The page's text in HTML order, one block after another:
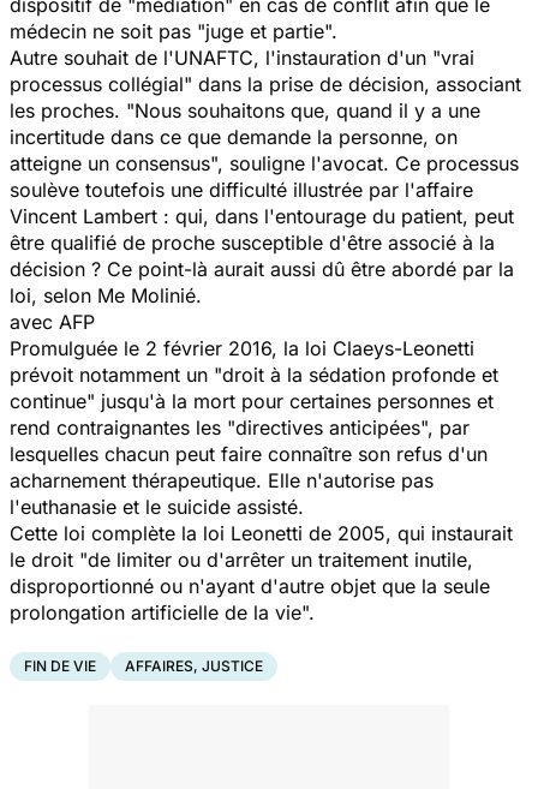
médecin ne soit pas "juge et partie".
Autre souhait de l'UNAFTC, l'instauration d'un "vrai
processus collégial" dans la prise de décision, associant
les proches. "Nous souhaitons que, quand il y a une
incertitude dans ce que demande la personne, on
atteigne un consensus", souligne l'avocat. Ce processus
soulève toutefois une difficulté illustrée par l'affaire
Vincent Lambert : qui, dans l'entourage du patient, peut
être qualifié de proche susceptible d'être associé à la
décision ? Ce point-là aurait aussi dû être abordé par la
loi, selon Me Molinié.
avec AFP
Promulguée le 2 février 2016, la loi Claeys-Leonetti
prévoit notamment un "droit à la sédation profonde et
continue" jusqu'à la mort pour certaines personnes et
rend contraignantes les "directives anticipées", par
lesquelles chacun peut faire connaître son refus d'un
acharnement thérapeutique. Elle n'autorise pas
l'euthanasie et le suicide assisté.
Cette loi complète la loi Leonetti de 2005, qui instaurait
le droit "de limiter ou d'arrêter un traitement inutile,
disproportionné ou n'ayant d'autre objet que la seule
prolongation artificielle de la vie".
FIN DE VIE AFFAIRES, JUSTICE